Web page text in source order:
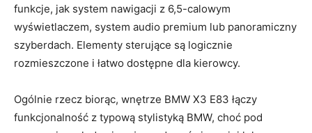
funkcje, jak system nawigacji z 6,5-calowym
wyświetlaczem, system audio premium lub panoramiczny
szyberdach. Elementy sterujące są logicznie
rozmieszczone i łatwo dostępne dla kierowcy.
Ogólnie rzecz biorąc, wnętrze BMW X3 E83 łączy
funkcjonalność z typową stylistyką BMW, choć pod